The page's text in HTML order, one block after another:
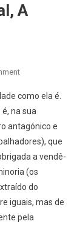
A
On
O
Ataque
É
Brutal,
A
Greve
É
Geral!
como ela é.
na sua
antagónico e
que
a vendê-
(os
do
iguais, mas de
pela